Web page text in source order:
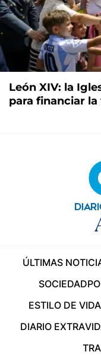
León XIV: la
para financiar la
ÚLTIMAS
SOCIEDAD
ESTILO DE VIDA
DIARIO EXTRA